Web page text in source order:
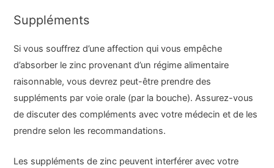
Suppléments
Si vous souffrez d’une affection qui vous empêche
d’absorber le zinc provenant d’un régime alimentaire
raisonnable, vous devrez peut-être prendre des
suppléments par voie orale (par la bouche). Assurez-vous
de discuter des compléments avec votre médecin et de les
prendre selon les recommandations.
Les suppléments de zinc peuvent interférer avec votre